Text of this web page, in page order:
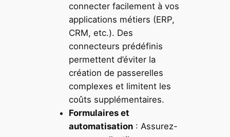
connecter facilement à vos
applications métiers (ERP,
CRM, etc.). Des
connecteurs prédéfinis
permettent d’éviter la
création de passerelles
complexes et limitent les
coûts supplémentaires.
Formulaires et
automatisation : Assurez-